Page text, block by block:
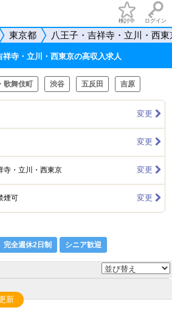
検討中 ログイン
東京都 八王子・吉祥寺・立川・西東
祥寺・立川・西東京の高収入求人
歌舞伎町 渋谷 五反田 吉原
変更
変更
寺・立川・西東京 変更
煙可 変更
完全週休2日制 シニア歓迎
新